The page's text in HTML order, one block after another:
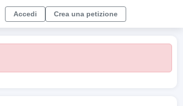
Accedi Crea una petizione